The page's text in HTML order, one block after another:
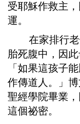
受耶穌作救主
運。
在家排行老
胎死腹中，因
「如果這孩子
作傳道人。」
聖經學院畢業
這個祕密。